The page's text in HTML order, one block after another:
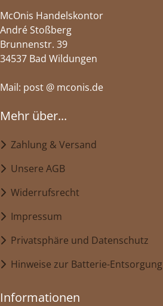
McOnis Handelskontor
André Stoßberg
Brunnenstr. 39
34537 Bad Wildungen
Mail: post @ mconis.de
Mehr über...
Zahlung & Versand
Unsere AGB
Widerrufsrecht
Impressum
Privatsphäre und Datenschutz
Hinweise zur Batterie-Entsorgung
Informationen